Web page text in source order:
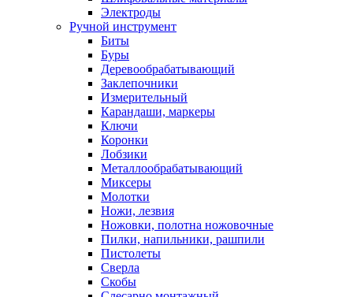
Электроды
Ручной инструмент
Биты
Буры
Деревообрабатывающий
Заклепочники
Измерительный
Карандаши, маркеры
Ключи
Коронки
Лобзики
Металлообрабатывающий
Миксеры
Молотки
Ножи, лезвия
Ножовки, полотна ножовочные
Пилки, напильники, рашпили
Пистолеты
Сверла
Скобы